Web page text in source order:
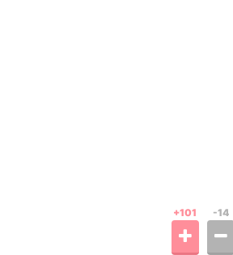
+101 -14